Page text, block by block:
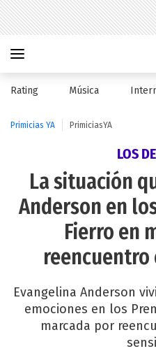
Rating Música
Primicias YA PrimiciasYA
LOS
La situación
Anderson en
Fierro en
reencuentro
Evangelina Anderson
emociones en los
marcada por